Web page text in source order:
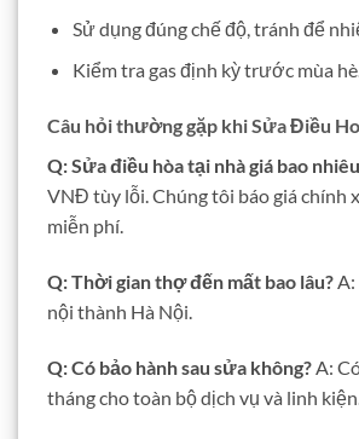
Sử dụng đúng chế độ, tránh để
Kiểm tra gas định kỳ trước mùa
Câu hỏi thường gặp khiSửa Điều
Q: Sửa điều hòa tại nhà giá bao
VNĐ tùy lỗi. Chúng tôi báo giá chính
miễn phí.
Q: Thời gian thợ đến mất bao lâu?
nội thành Hà Nội.
Q: Có bảo hành sau sửa không?A:
tháng cho toàn bộ dịch vụ và linh